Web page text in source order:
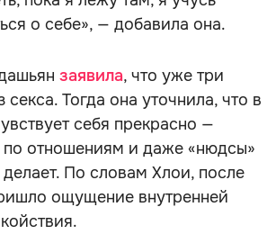
о себе», — добавила она.
заявила, что уже три
секса. Тогда она уточнила, что в
себя прекрасно —
по отношениям и даже «нюдсы»
По словам Хлои, после
ощущение внутренней